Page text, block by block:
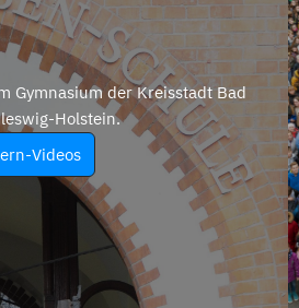
Gymnasium der Kreisstadt Bad
Holstein.
Videos